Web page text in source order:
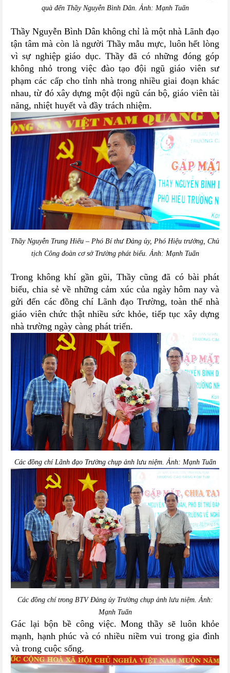
quà đến Thầy Nguyễn Bình Dân. Ảnh: Mạnh Tuấn
Thầy Nguyễn Bình Dân không chỉ là một nhà Lãnh đạo
tận tâm mà còn là người Thầy mẫu mực, luôn hết lòng
vì sự nghiệp giáo dục. Thầy đã có những đóng góp
không nhỏ trong việc đào tạo đội ngũ giáo viên sư
phạm các cấp cho tỉnh nhà trong nhiều giai đoạn khác
nhau, từ đó xây dựng một đội ngũ cán bộ, giáo viên tài
năng, nhiệt huyết và đầy trách nhiệm.
Thầy Nguyễn Trung Hiếu – Phó Bí thư Đảng ủy, Phó Hiệu trưởng, Chủ
tịch Công đoàn cơ sở Trường phát biểu. Ảnh: Mạnh Tuấn
Trong không khí gần gũi, Thầy cũng đã có bài phát
biểu, chia sẻ về những cảm xúc của ngày hôm nay và
gửi đến các đồng chí Lãnh đạo Trường, toàn thể nhà
giáo viên chức thật nhiều sức khỏe, tiếp tục xây dựng
nhà trường ngày càng phát triển.
Các đồng chí Lãnh đạo Trường chụp ảnh lưu niệm. Ảnh: Mạnh Tuấn
Các đồng chí trong BTV Đảng ủy Trường chụp ảnh lưu niệm. Ảnh:
Mạnh Tuấn
Gác lại bộn bề công việc. Mong thầy sẽ luôn khỏe
mạnh, hạnh phúc và có nhiều niềm vui trong gia đình
và trong cuộc sống.